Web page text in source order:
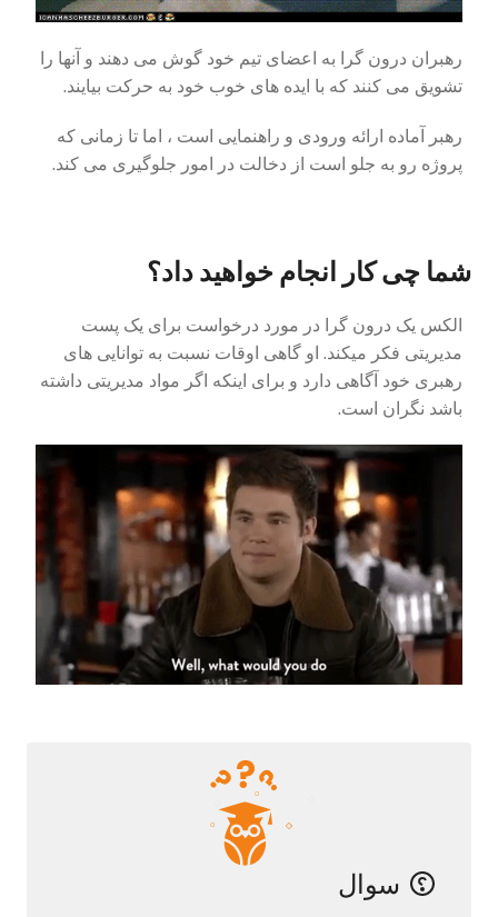
رهبران درون گرا به اعضای تیم خود گوش می دهند و آنها را
تشویق می کنند که با ایده های خوب خود به حرکت بیایند.
رهبر آماده ارائه ورودی و راهنمایی است ، اما تا زمانی که
پروژه رو به جلو است از دخالت در امور جلوگیری می کند.
شما چی کار انجام خواهید داد؟
الکس یک درون گرا در مورد درخواست برای یک پست
مدیریتی فکر میکند. او گاهی اوقات نسبت به توانایی های
رهبری خود آگاهی دارد و برای اینکه اگر مواد مدیریتی داشته
باشد نگران است.
سوال